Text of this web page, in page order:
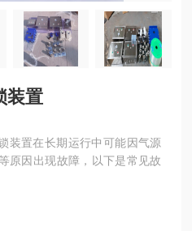
装置
装置在长期运行中可能因气源
原因出现故障，以下是常见故